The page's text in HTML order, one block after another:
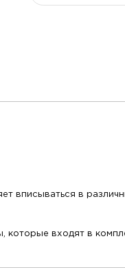
вписываться в
которые входят в